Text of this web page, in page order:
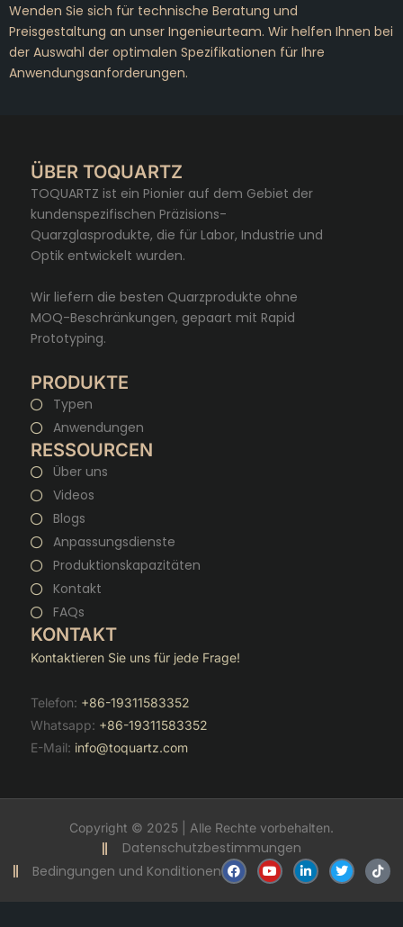
Wenden Sie sich für technische Beratung und
Preisgestaltung an unser Ingenieurteam. Wir helfen Ihnen bei
der Auswahl der optimalen Spezifikationen für Ihre
Anwendungsanforderungen.
ÜBER TOQUARTZ
TOQUARTZ ist ein Pionier auf dem Gebiet der
kundenspezifischen Präzisions-
Quarzglasprodukte, die für Labor, Industrie und
Optik entwickelt wurden.
Wir liefern die besten Quarzprodukte ohne
MOQ-Beschränkungen, gepaart mit Rapid
Prototyping.
PRODUKTE
Typen
Anwendungen
RESSOURCEN
Über uns
Videos
Blogs
Anpassungsdienste
Produktionskapazitäten
Kontakt
FAQs
KONTAKT
Kontaktieren Sie uns für jede Frage!
Telefon: +86-19311583352
Whatsapp: +86-19311583352
E-Mail: info@toquartz.com
Copyright © 2025 | Alle Rechte vorbehalten.
Datenschutzbestimmungen
Bedingungen und Konditionen
F
a
c
Y
o
u
V
e
r
T
w
i
T
i
k